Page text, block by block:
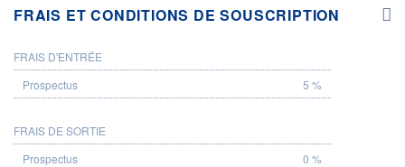
FRAIS ET CONDITIONS DE SOUSCRIPTION
PROSPECTUS
FRAIS D'ENTRÉE
5 %
FRAIS DE SORTIE
0 %